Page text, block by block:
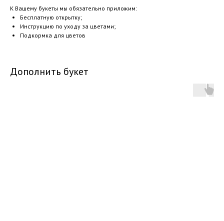
К Вашему букеты мы обязательно приложим:
Бесплатную открытку;
Инструкцию по уходу за цветами;
Подкормка для цветов
Дополнить букет